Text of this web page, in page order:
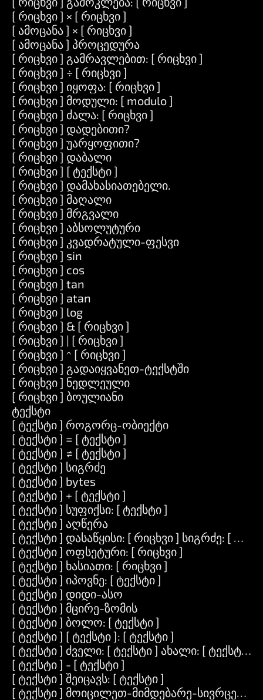
[ რიცხვი ] × [ რიცხვი ]
[ ამოცანა ] × [ რიცხვი ]
[ ამოცანა ] პროცედურა
[ რიცხვი ] გამრავლებით: [ რიცხვი ]
[ რიცხვი ] ÷ [ რიცხვი ]
[ რიცხვი ] იყოფა: [ რიცხვი ]
[ რიცხვი ] მოდული: [ modulo ]
[ რიცხვი ] ძალა: [ რიცხვი ]
[ რიცხვი ] დადებითი?
[ რიცხვი ] უარყოფითი?
[ რიცხვი ] დაბალი
[ რიცხვი ] [ ტექსტი ]
[ რიცხვი ] დამახასიათებელი.
[ რიცხვი ] მაღალი
[ რიცხვი ] მრგვალი
[ რიცხვი ] აბსოლუტური
[ რიცხვი ] კვადრატული-ფესვი
[ რიცხვი ] sin
[ რიცხვი ] cos
[ რიცხვი ] tan
[ რიცხვი ] atan
[ რიცხვი ] log
[ რიცხვი ] & [ რიცხვი ]
[ რიცხვი ] | [ რიცხვი ]
[ რიცხვი ] ^ [ რიცხვი ]
[ რიცხვი ] გადაიყვანეთ-ტექსტში
[ რიცხვი ] ნედლეული
[ რიცხვი ] ბოულიანი
ტექსტი
[ ტექსტი ] როგორც-ობიექტი
[ ტექსტი ] = [ ტექსტი ]
[ ტექსტი ] ≠ [ ტექსტი ]
[ ტექსტი ] სიგრძე
[ ტექსტი ] bytes
[ ტექსტი ] + [ ტექსტი ]
[ ტექსტი ] სუფიქსი: [ ტექსტი ]
[ ტექსტი ] აღწერა
[ ტექსტი ] დასაწყისი: [ რიცხვი ] სიგრძე: [
[ ტექსტი ] ოფსეტური: [ რიცხვი ]
[ ტექსტი ] ხასიათი: [ რიცხვი ]
[ ტექსტი ] იპოვნე: [ ტექსტი ]
[ ტექსტი ] დიდი-ასო
[ ტექსტი ] მცირე-ზომის
[ ტექსტი ] ბოლო: [ ტექსტი ]
[ ტექსტი ] [ ტექსტი ]: [ ტექსტი ]
[ ტექსტი ] ძველი: [ ტექსტი ] ახალი: [ ტექსტი ]
[ ტექსტი ] - [ ტექსტი ]
[ ტექსტი ] შეიცავს: [ ტექსტი ]
[ ტექსტი ] მოიცილეთ-მიმდებარე-სივრცეები